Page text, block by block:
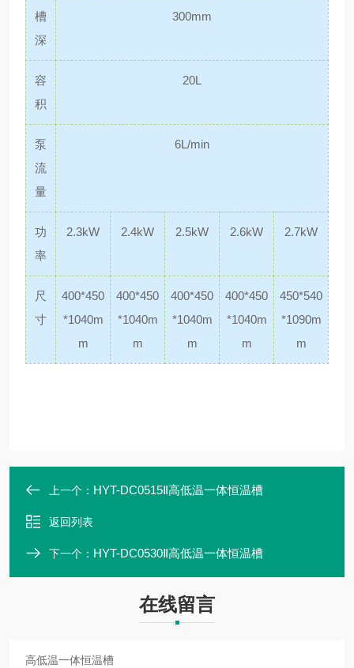
槽
深
300mm
容
积
20L
泵
流
量
6L/min
功
率
2.3kW 2.4kW 2.5kW 2.6kW 2.7kW
尺
寸
400*450
*1040m
m
400*450
*1040m
m
400*450
*1040m
m
400*450
*1040m
m
450*540
*1090m
m
上一个： HYT-DC0515Ⅱ高低温一体恒温槽
返回列表
下一个： HYT-DC0530Ⅱ高低温一体恒温槽
在线留言